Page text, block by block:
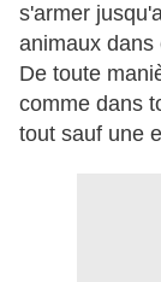
s'armer
animaux dans
De toute
comme dans
tout sauf une